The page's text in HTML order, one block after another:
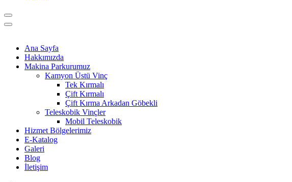
Ana Sayfa
Hakkımızda
Makina Parkurumuz
Kamyon Üstü Vinç
Tek Kırmalı
Çift Kırmalı
Çift Kırma Arkadan Göbekli
Teleskobik Vinçler
Mobil Teleskobik
Hizmet Bölgelerimiz
E-Katalog
Galeri
Blog
İletişim